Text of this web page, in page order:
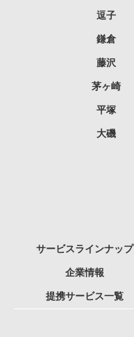
逗子
鎌倉
藤沢
茅ヶ崎
平塚
大磯
サービスラインナップ
企業情報
提携サービス一覧